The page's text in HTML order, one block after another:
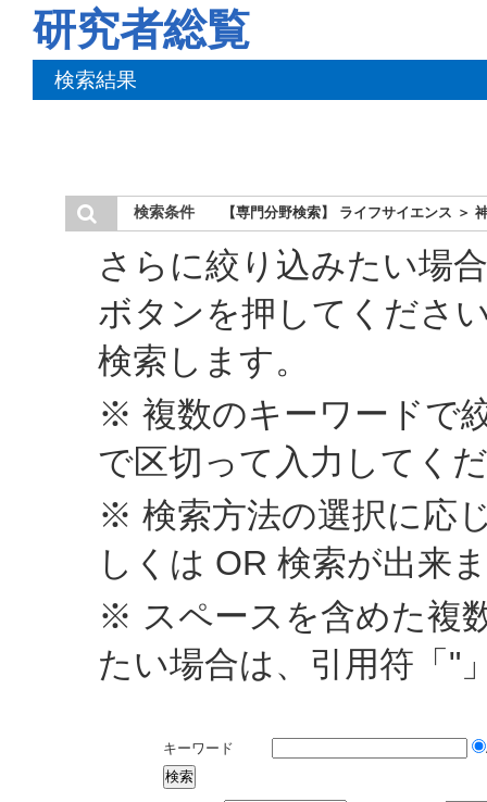
研究者総覧
検索結果
検索条件 【専門分野検索】 ライフサイエンス ＞
さらに絞り込みたい場
ボタンを押してくださ
検索します。
※ 複数のキーワードで
で区切って入力してく
※ 検索方法の選択に応
しくは OR 検索が出来
※ スペースを含めた複
たい場合は、引用符「"
キーワード